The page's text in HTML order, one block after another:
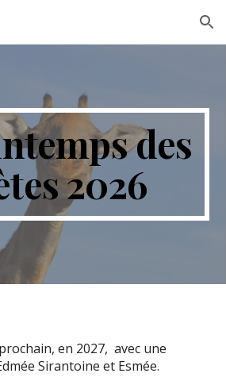
Skip to navigation
des
2026
en 2027, avec une
Sirantoine et Esmée.